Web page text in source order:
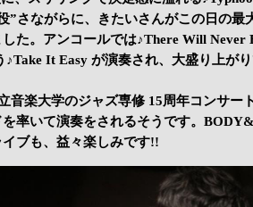
”さながらに、きたいさんがこの日の最
た。アンコールでは♪There Will Never
It Easy が演奏され、大盛り上が
音楽大学のジャズ専修 15周年コンサー
率いて演奏をされるそうです。
ブも、益々楽しみです!!